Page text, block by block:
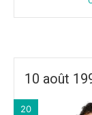
10 août
20